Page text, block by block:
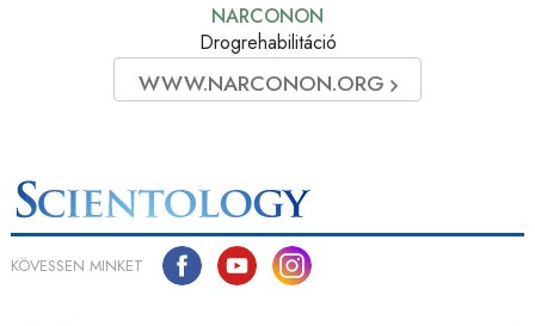
NARCONON
Drogrehabilitáció
WWW.NARCONON.ORG
KÖVESSEN MINKET